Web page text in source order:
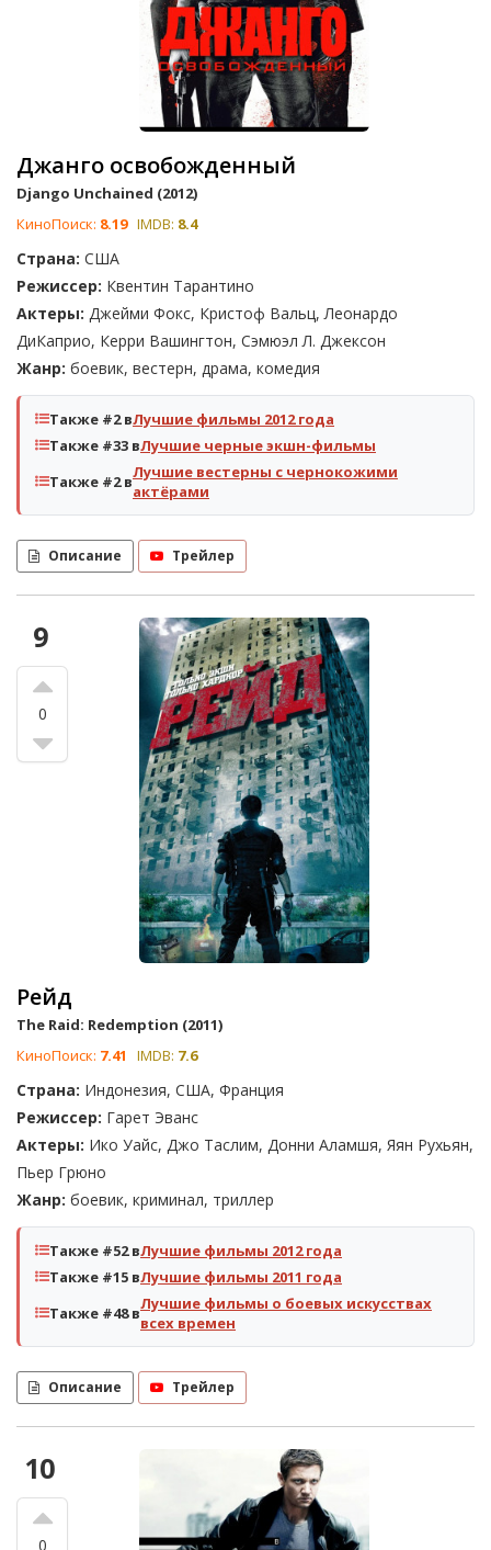
Джанго освобожденный
Django Unchained (2012)
КиноПоиск: 8.19 IMDB: 8.4
Страна: США
Режиссер: Квентин Тарантино
Актеры: Джейми Фокс, Кристоф Вальц, Леонардо
ДиКаприо, Керри Вашингтон, Сэмюэл Л. Джексон
Жанр: боевик, вестерн, драма, комедия
Также #2 вЛучшие фильмы 2012 года
Также #33 вЛучшие черные экшн-фильмы
Также #2 вЛучшие вестерны с чернокожими
актёрами
Описание Трейлер
9
0
Рейд
The Raid: Redemption (2011)
КиноПоиск: 7.41 IMDB: 7.6
Страна: Индонезия, США, Франция
Режиссер: Гарет Эванс
Актеры: Ико Уайс, Джо Таслим, Донни Аламшя, Яян Рухьян,
Пьер Грюно
Жанр: боевик, криминал, триллер
Также #52 вЛучшие фильмы 2012 года
Также #15 вЛучшие фильмы 2011 года
Также #48 вЛучшие фильмы о боевых искусствах
всех времен
Описание Трейлер
10
0